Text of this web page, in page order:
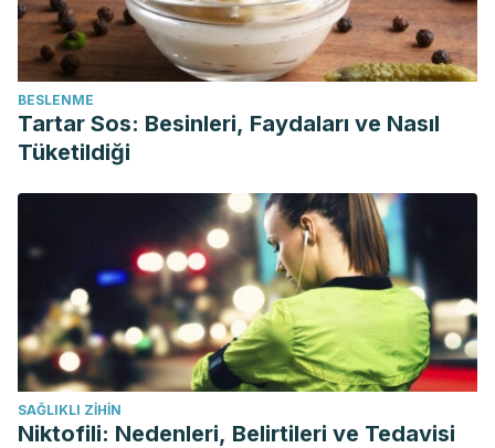
BESLENME
Tartar Sos: Besinleri, Faydaları ve Nasıl
Tüketildiği
SAĞLIKLI ZIHIN
Niktofili: Nedenleri, Belirtileri ve Tedavisi